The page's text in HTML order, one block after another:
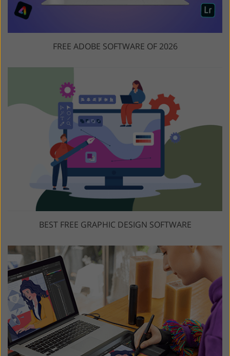
FREE ADOBE SOFTWARE OF 2026
BEST FREE GRAPHIC DESIGN SOFTWARE